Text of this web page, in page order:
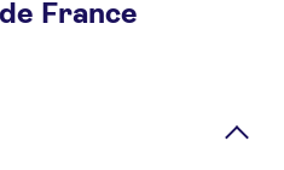
Melun
France